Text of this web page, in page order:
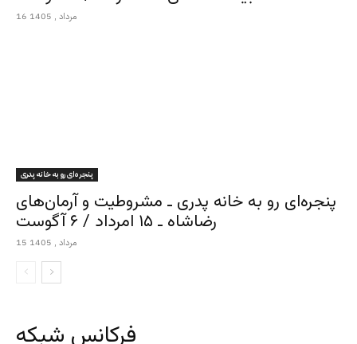
16 مرداد , 1405
پنجره‌ای رو به خانه پدری
پنجره‌ای رو به خانه پدری ـ مشروطیت و آرمان‌های
رضاشاه ـ ۱۵ امرداد / ۶ آگوست
15 مرداد , 1405
فرکانس شبکه